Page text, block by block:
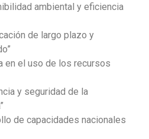
ambiental y eficiencia
de largo plazo y
en el uso de los recursos
y seguridad de la
de capacidades nacionales